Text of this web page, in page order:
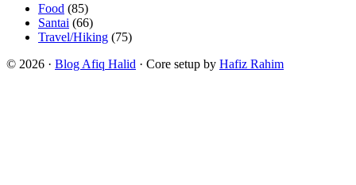
Food (85)
Santai (66)
Travel/Hiking (75)
© 2026 · Blog Afiq Halid · Core setup by Hafiz Rahim